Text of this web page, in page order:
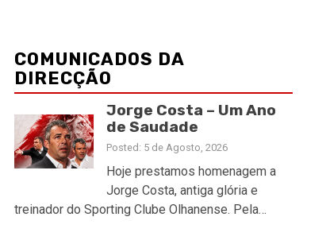
COMUNICADOS DA
DIRECÇÃO
Jorge Costa – Um Ano
de Saudade
Posted: 5 de Agosto, 2026
Hoje prestamos homenagem a
Jorge Costa, antiga glória e
treinador do Sporting Clube Olhanense. Pela…